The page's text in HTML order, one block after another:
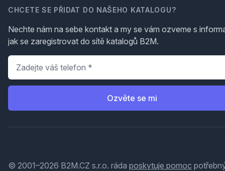
CHCETE SE PŘIDAT DO NAŠEHO KATALOGU?
Nechte nám na sebe kontakt a my se vám ozveme s
jak se zaregistrovat do sítě katalogů B2M.
Telefon
Ozvěte se mi
© 2001–2026 B2M.CZ s.r.o. ráda poskytuje pomoc